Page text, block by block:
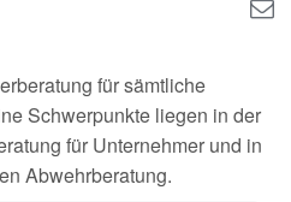
für sämtliche
Schwerpunkte liegen in der
für Unternehmer und in
Abwehrberatung.